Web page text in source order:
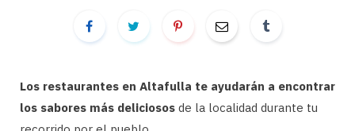
Los restaurantes en Altafulla te ayudarán a encontrar
los sabores más deliciosos de la localidad durante tu